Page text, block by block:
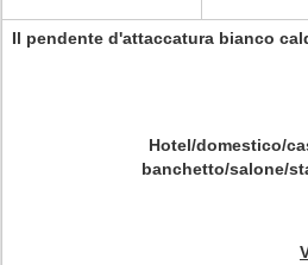
Il pendente d'attaccatura bianco
Hotel/domestico/
banchetto/salone/